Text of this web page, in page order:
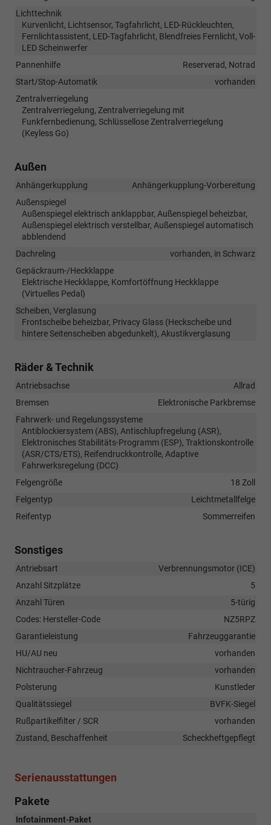
Lichttechnik
Kurvenlicht, Lichtsensor, Tagfahrlicht, LED-Rückleuchten,
Fernlichtassistent, LED-Tagfahrlicht, Blendfreies Fernlicht, Voll-
LED Scheinwerfer
Pannenhilfe
Reserverad, Notrad
Start/Stop-Automatik
vorhanden
Zentralverriegelung
Zentralverriegelung, Zentralverriegelung mit
Funkfernbedienung, Schlüssellose Zentralverriegelung
(Keyless Go)
Außen
Anhängerkupplung
Anhängerkupplung-Vorbereitung
Außenspiegel
Außenspiegel elektrisch anklappbar, Außenspiegel beheizbar,
Außenspiegel elektrisch verstellbar, Außenspiegel automatisch
abblendend
Dachreling
vorhanden, in Schwarz
Gepäckraum-/Heckklappe
Elektrische Heckklappe, Komfortöffnung Heckklappe
(Virtuelles Pedal)
Scheiben, Verglasung
Frontscheibe beheizbar, Privacy Glass (Heckscheibe und
hintere Seitenscheiben abgedunkelt), Akustikverglasung
Räder & Technik
Antriebsachse
Allrad
Bremsen
Elektronische Parkbremse
Fahrwerk- und Regelungssysteme
Antiblockiersystem (ABS), Antischlupfregelung (ASR),
Elektronisches Stabilitäts-Programm (ESP), Traktionskontrolle
(ASR/CTS/ETS), Reifendruckkontrolle, Adaptive
Fahrwerksregelung (DCC)
Felgengröße
18 Zoll
Felgentyp
Leichtmetallfelge
Reifentyp
Sommerreifen
Sonstiges
Antriebsart
Verbrennungsmotor (ICE)
Anzahl Sitzplätze
5
Anzahl Türen
5-türig
Codes: Hersteller-Code
NZ5RPZ
Garantieleistung
Fahrzeuggarantie
HU/AU neu
vorhanden
Nichtraucher-Fahrzeug
vorhanden
Polsterung
Kunstleder
Qualitätssiegel
BVFK-Siegel
Rußpartikelfilter / SCR
vorhanden
Zustand, Beschaffenheit
Scheckheftgepflegt
Serienausstattungen
Pakete
Infotainment-Paket